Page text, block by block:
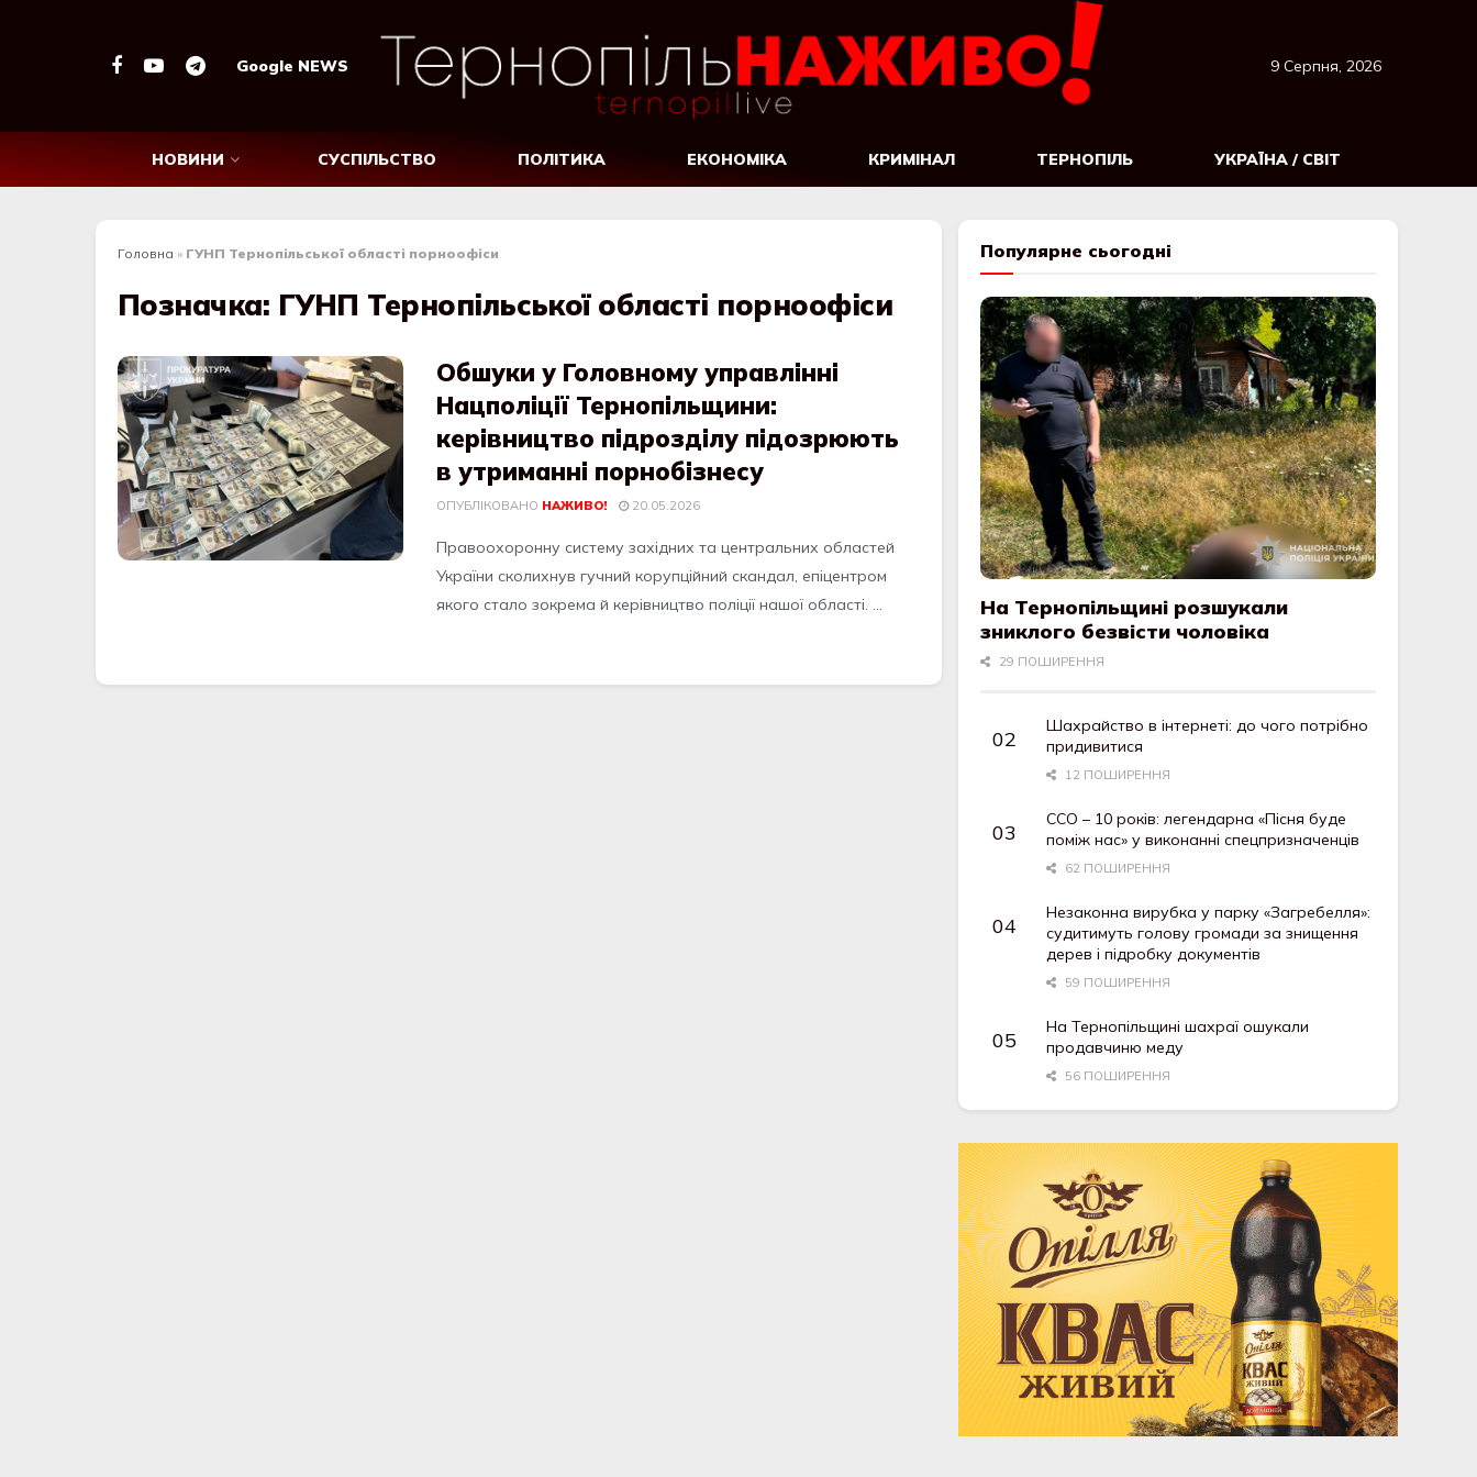
Google NEWS 9 Серпня, 2026
НОВИНИ СУСПІЛЬСТВО ПОЛІТИКА ЕКОНОМІКА КРИМІНАЛ ТЕРНОПІЛЬ УКРАЇНА / СВІТ
Головна » ГУНП Тернопільської області порноофіси
Позначка: ГУНП Тернопільської області порноофіси
Обшуки у Головному управлінні
Нацполіції Тернопільщини:
керівництво підрозділу підозрюють
в утриманні порнобізнесу
ОПУБЛІКОВАНО НАЖИВО! 20.05.2026
Правоохоронну систему західних та центральних областей
України сколихнув гучний корупційний скандал, епіцентром
якого стало зокрема й керівництво поліції нашої області. ...
Популярне сьогодні
На Тернопільщині розшукали
зниклого безвісти чоловіка
29 ПОШИРЕННЯ
Шахрайство в інтернеті: до чого потрібно
придивитися
12 ПОШИРЕННЯ
ССО – 10 років: легендарна «Пісня буде
поміж нас» у виконанні спецпризначенців
62 ПОШИРЕННЯ
Незаконна вирубка у парку «Загребелля»:
судитимуть голову громади за знищення
дерев і підробку документів
59 ПОШИРЕННЯ
На Тернопільщині шахраї ошукали
продавчиню меду
56 ПОШИРЕННЯ